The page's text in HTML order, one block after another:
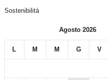
Sostenibilità
Agosto 2026
L M M G V